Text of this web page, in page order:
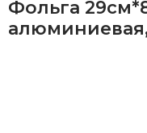
Фольга